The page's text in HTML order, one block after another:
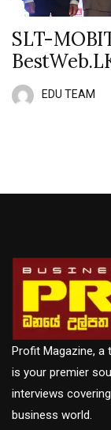
SLT-
EDU TEAM
Profit Magazine, a
is your premier
interviews
business world.